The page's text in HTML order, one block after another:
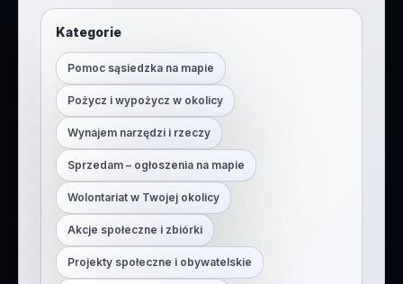
Kategorie
Pomoc sąsiedzka na mapie
Pożycz i wypożycz w okolicy
Wynajem narzędzi i rzeczy
Sprzedam – ogłoszenia na mapie
Wolontariat w Twojej okolicy
Akcje społeczne i zbiórki
Projekty społeczne i obywatelskie